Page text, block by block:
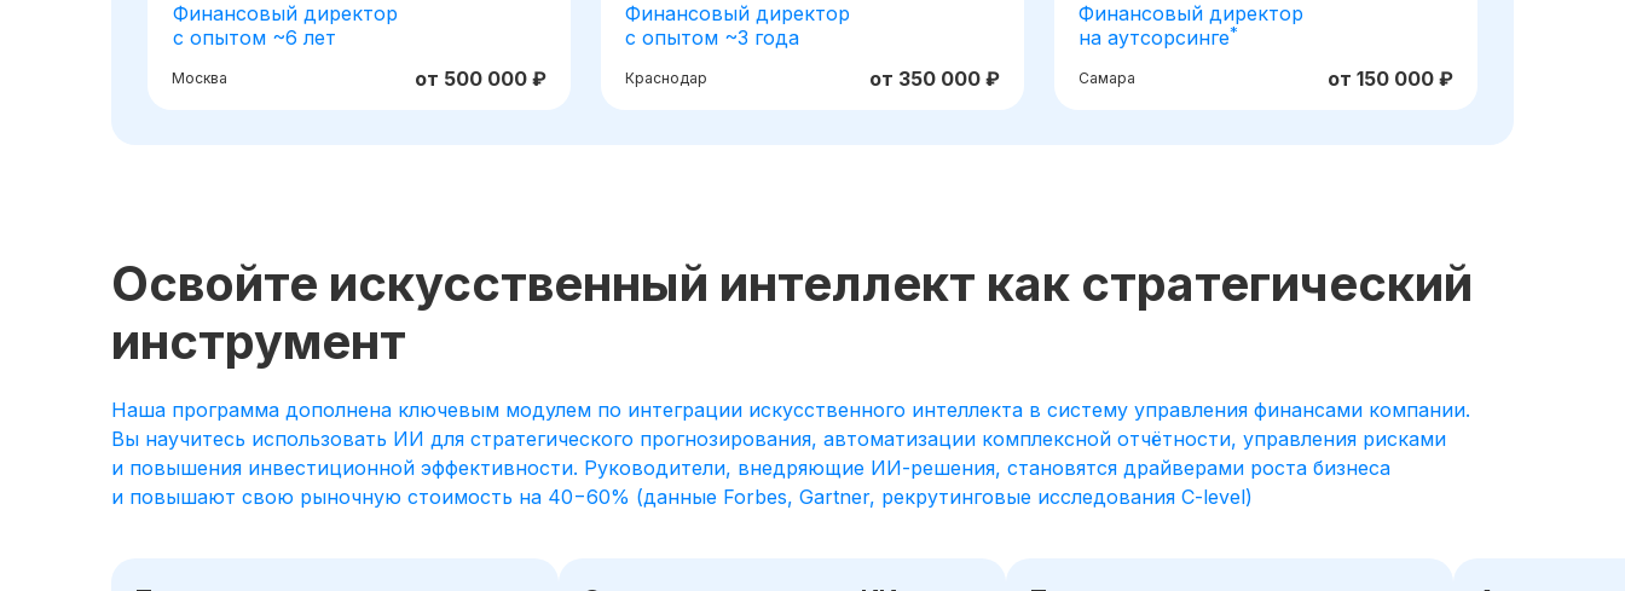
Финансовый директор
с опытом ~6 лет
от 500 000 ₽
Москва
Финансовый директор
с опытом ~3 года
от 350 000 ₽
Краснодар
Финансовый директор
на аутсорсинге*
от 150 000 ₽
Самара
Освойте искусственный интеллект как стратегический
инструмент
Наша программа дополнена ключевым модулем по интеграции искусственного интеллекта в систему управления финансами компании.
Вы научитесь использовать ИИ для стратегического прогнозирования, автоматизации комплексной отчётности, управления рисками
и повышения инвестиционной эффективности. Руководители, внедряющие ИИ-решения, становятся драйверами роста бизнеса
и повышают свою рыночную стоимость на 40−60% (данные Forbes, Gartner, рекрутинговые исследования C-level)